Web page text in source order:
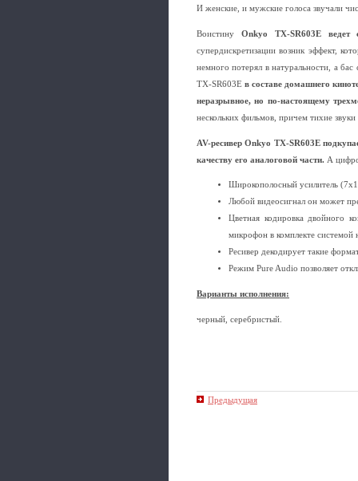
И женские, и мужские голоса звучали
Воистину Onkyo TX-SR603E ведет
супердискретизации возник эффект,
немного потерял в натуральности, а
TX-SR603E в составе домашнего
неразрывное, но по-настоящему
нескольких фильмов, причем тихие
AV-ресивер Onkyo TX-SR603E
качеству его аналоговой части. А
Широкополосный усилитель
Любой видеосигнал он может
Цветная кодировка двойного
микрофон в комплекте системой
Ресивер декодирует такие
Режим Pure Audio позволяет
Варианты исполнения:
черный, серебристый.
Предыдущая